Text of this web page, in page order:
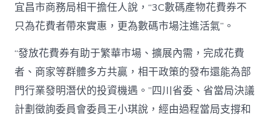
宜昌市商務局相干擔任人說，“3C數碼產物花費券不
只為花費者帶來實惠，更為數碼市場注進活氣”。
“發放花費券有助于繁華市場、擴展內需，完成花費
者、商家等群體多方共贏，相干政策的發布還能為部
門行業發明潛伏的投資機遇。”四川省委、省當局決議
計劃徵詢委員會委員王小琪說，經由過程當局支撐和